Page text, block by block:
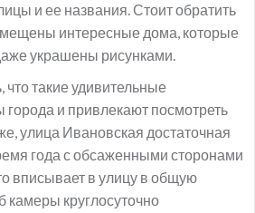
и ее названия. Стоит обратить
интересные дома, которые
украшены рисунками.
такие удивительные
города и привлекают посмотреть
улица Ивановская достаточная
года с обсаженными сторонами
вписывает в улицу в общую
камеры круглосуточно